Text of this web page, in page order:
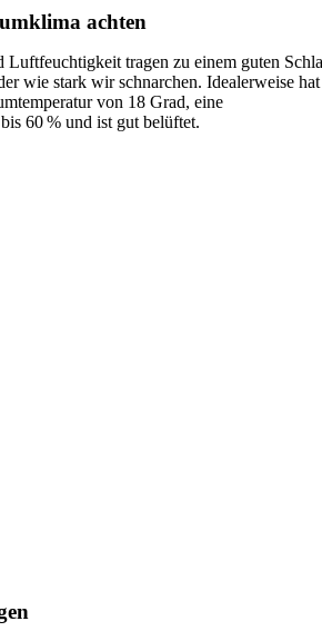
achten
Luftfeuchtigkeit tragen zu einem guten
wie stark wir schnarchen. Idealerweise hat
von 18 Grad, eine
60 % und ist gut belüftet.